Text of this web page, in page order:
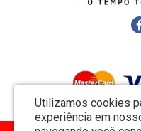
Utilizamos cookies
experiência em